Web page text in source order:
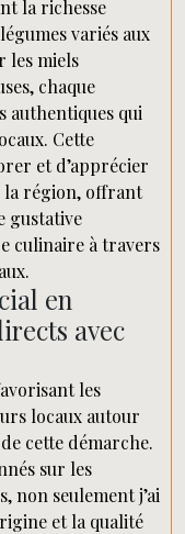
la richesse
variés aux
les miels
chaque
authentiques qui
Cette
et d’apprécier
la région, offrant
gustative
culinaire à travers
en
avec
les
locaux autour
cette démarche.
sur les
non seulement j’ai
et la qualité